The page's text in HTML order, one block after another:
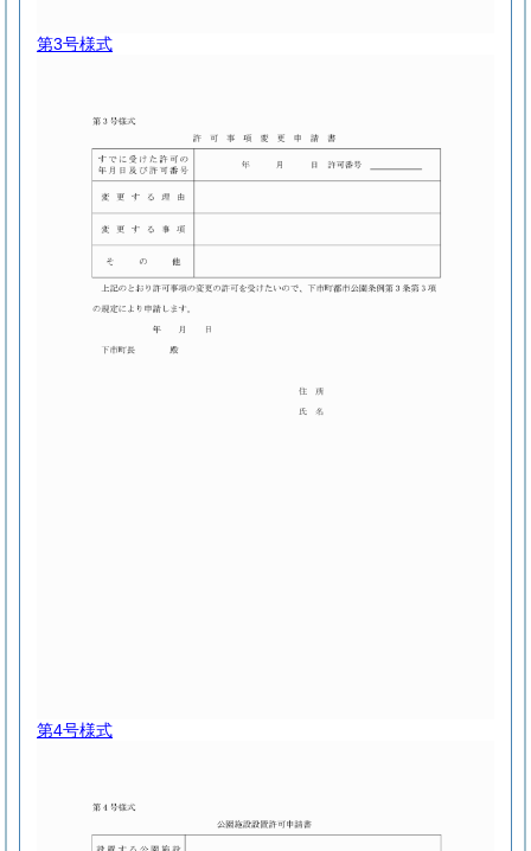
第3号様式
第4号様式